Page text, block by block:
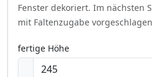
Fenster dekoriert. Im nächsten
mit Faltenzugabe
fertige Höhe